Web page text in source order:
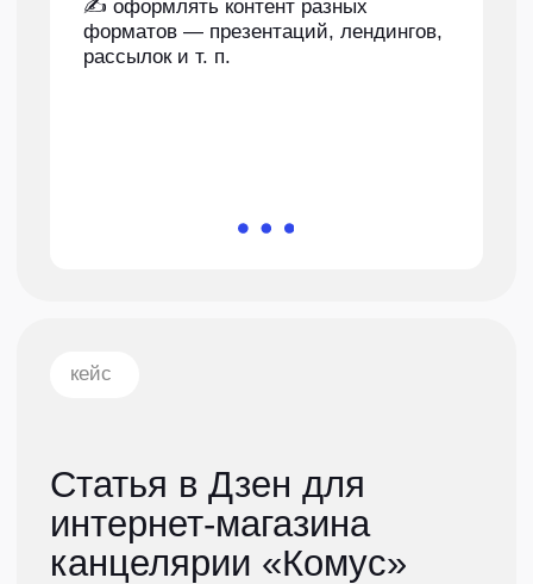
выбирают банальные варианты:
цветы, конфеты и сертификаты.
Советуем отказаться от этих
дежурных подарков и купить более